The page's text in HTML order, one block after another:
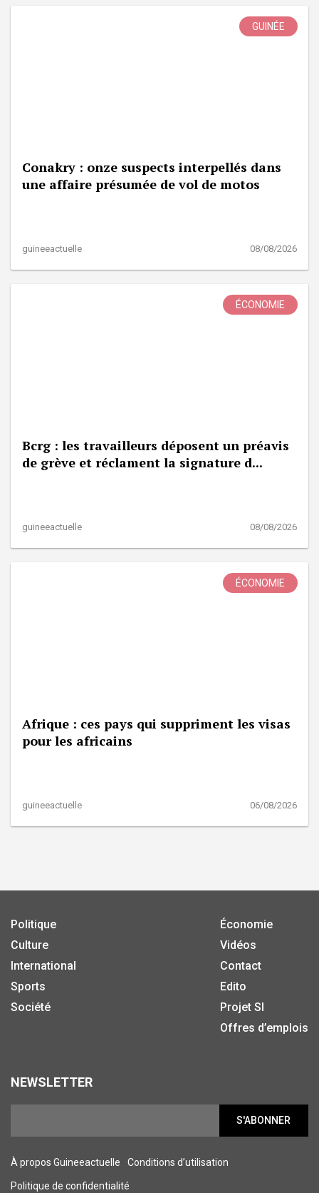
GUINÉE
Conakry : onze suspects interpellés dans
une affaire présumée de vol de motos
guineeactuelle 08/08/2026
ÉCONOMIE
Bcrg : les travailleurs déposent un préavis
de grève et réclament la signature d...
guineeactuelle 08/08/2026
ÉCONOMIE
Afrique : ces pays qui suppriment les visas
pour les africains
guineeactuelle 06/08/2026
Politique
Culture
International
Sports
Société
Économie
Vidéos
Contact
Edito
Projet SI
Offres d’emplois
NEWSLETTER
S'ABONNER
À propos Guineeactuelle Conditions d’utilisation
Politique de confidentialité